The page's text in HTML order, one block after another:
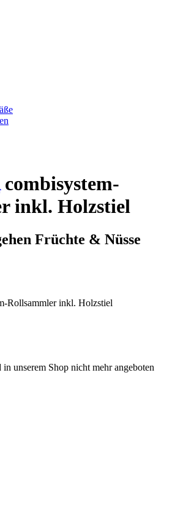
combisystem-
inkl. Holzstiel
Früchte & Nüsse
Rollsammler inkl. Holzstiel
unserem Shop nicht mehr angeboten